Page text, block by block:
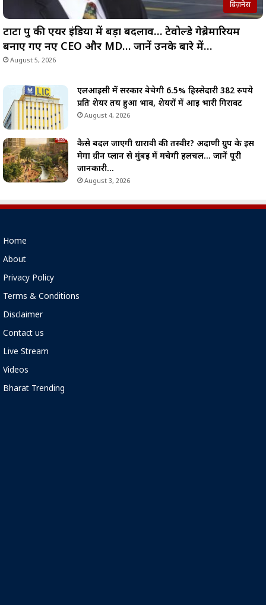
बिज़नेस
टाटा ग्रुप की एयर इंडिया में बड़ा बदलाव… टेवोल्डे गेब्रेमारियम
बनाए गए नए CEO और MD… जानें उनके बारे में…
August 5, 2026
एलआईसी में सरकार बेचेगी 6.5% हिस्सेदारी 382 रुपये
प्रति शेयर तय हुआ भाव, शेयरों में आई भारी गिरावट
August 4, 2026
कैसे बदल जाएगी धारावी की तस्वीर? अदाणी ग्रुप के इस
मेगा ग्रीन प्लान से मुंबई में मचेगी हलचल… जानें पूरी
जानकारी…
August 3, 2026
Home
About
Privacy Policy
Terms & Conditions
Disclaimer
Contact us
Live Stream
Videos
Bharat Trending